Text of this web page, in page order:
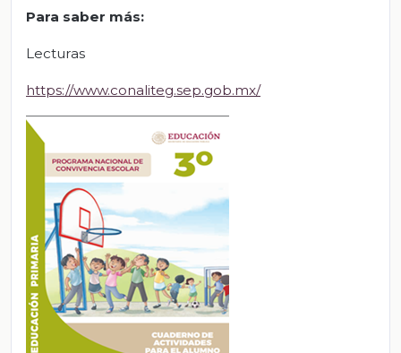
Para saber más:
Lecturas
https://www.conaliteg.sep.gob.mx/